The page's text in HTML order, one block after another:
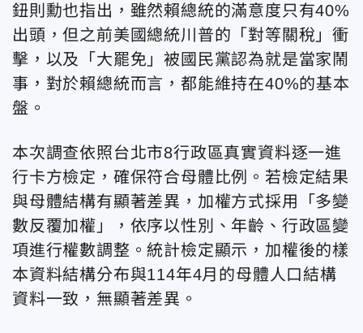
鈕則勳也指出，雖然賴總統的滿意度只有40%
出頭，但之前美國總統川普的「對等關稅」衝
擊，以及「大罷免」被國民黨認為就是當家鬧
事，對於賴總統而言，都能維持在40%的基本
盤。
本次調查依照台北市8行政區真實資料逐一進
行卡方檢定，確保符合母體比例。若檢定結果
與母體結構有顯著差異，加權方式採用「多變
數反覆加權」，依序以性別、年齡、行政區變
項進行權數調整。統計檢定顯示，加權後的樣
本資料結構分布與114年4月的母體人口結構
資料一致，無顯著差異。